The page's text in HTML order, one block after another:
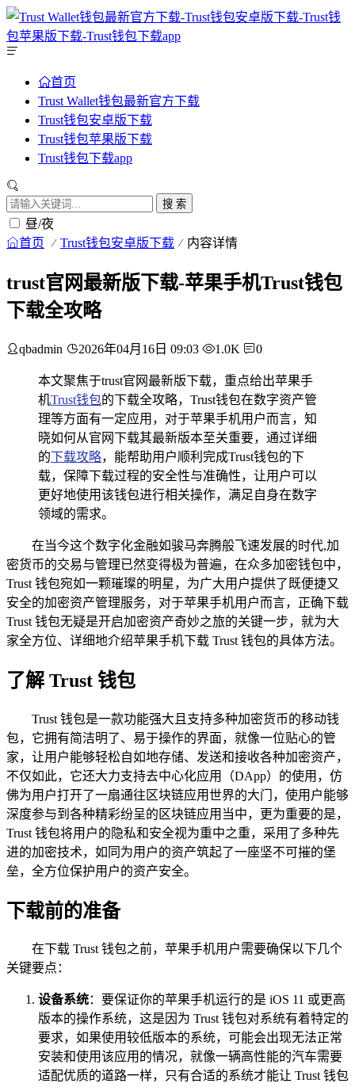
首页
Trust Wallet钱包最新官方下载
Trust钱包安卓版下载
Trust钱包苹果版下载
Trust钱包下载app
搜 索
昼/夜
首页 Trust钱包安卓版下载 内容详情
trust官网最新版下载-苹果手机Trust钱包
下载全攻略
qbadmin 2026年04月16日 09:03 1.0K 0
本文聚焦于trust官网最新版下载，重点给出苹果手
机Trust钱包的下载全攻略，Trust钱包在数字资产管
理等方面有一定应用，对于苹果手机用户而言，知
晓如何从官网下载其最新版本至关重要，通过详细
的下载攻略，能帮助用户顺利完成Trust钱包的下
载，保障下载过程的安全性与准确性，让用户可以
更好地使用该钱包进行相关操作，满足自身在数字
领域的需求。
在当今这个数字化金融如骏马奔腾般飞速发展的时代,加
密货币的交易与管理已然变得极为普遍，在众多加密钱包中，
Trust 钱包宛如一颗璀璨的明星，为广大用户提供了既便捷又
安全的加密资产管理服务，对于苹果手机用户而言，正确下载
Trust 钱包无疑是开启加密资产奇妙之旅的关键一步，就为大
家全方位、详细地介绍苹果手机下载 Trust 钱包的具体方法。
了解 Trust 钱包
Trust 钱包是一款功能强大且支持多种加密货币的移动钱
包，它拥有简洁明了、易于操作的界面，就像一位贴心的管
家，让用户能够轻松自如地存储、发送和接收各种加密资产，
不仅如此，它还大力支持去中心化应用（DApp）的使用，仿
佛为用户打开了一扇通往区块链应用世界的大门，使用户能够
深度参与到各种精彩纷呈的区块链应用当中，更为重要的是，
Trust 钱包将用户的隐私和安全视为重中之重，采用了多种先
进的加密技术，如同为用户的资产筑起了一座坚不可摧的堡
垒，全方位保护用户的资产安全。
下载前的准备
在下载 Trust 钱包之前，苹果手机用户需要确保以下几个
关键要点：
设备系统：要保证你的苹果手机运行的是 iOS 11 或更高
版本的操作系统，这是因为 Trust 钱包对系统有着特定的
要求，如果使用较低版本的系统，可能会出现无法正常
安装和使用该应用的情况，就像一辆高性能的汽车需要
适配优质的道路一样，只有合适的系统才能让 Trust 钱包